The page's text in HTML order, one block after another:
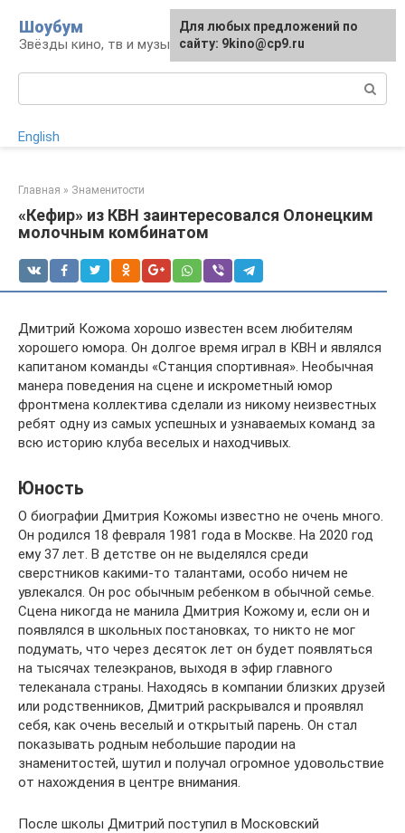
контенту
Шоубум
Звёзды кино, тв и музыки
English
Главная » Знаменитости
«Кефир» из КВН заинтересовался Олонецким
молочным комбинатом
Дмитрий Кожома хорошо известен всем любителям
хорошего юмора. Он долгое время играл в КВН и являлся
капитаном команды «Станция спортивная». Необычная
манера поведения на сцене и искрометный юмор
фронтмена коллектива сделали из никому неизвестных
ребят одну из самых успешных и узнаваемых команд за
всю историю клуба веселых и находчивых.
Юность
О биографии Дмитрия Кожомы известно не очень много.
Он родился 18 февраля 1981 года в Москве. На 2020 год
ему 37 лет. В детстве он не выделялся среди
сверстников какими-то талантами, особо ничем не
увлекался. Он рос обычным ребенком в обычной семье.
Сцена никогда не манила Дмитрия Кожому и, если он и
появлялся в школьных постановках, то никто не мог
подумать, что через десяток лет он будет появляться
на тысячах телеэкранов, выходя в эфир главного
телеканала страны. Находясь в компании близких друзей
или родственников, Дмитрий раскрывался и проявлял
себя, как очень веселый и открытый парень. Он стал
показывать родным небольшие пародии на
знаменитостей, шутил и получал огромное удовольствие
от нахождения в центре внимания.
После школы Дмитрий поступил в Московский
Для любых предложений по
сайту: 9kino@cp9.ru